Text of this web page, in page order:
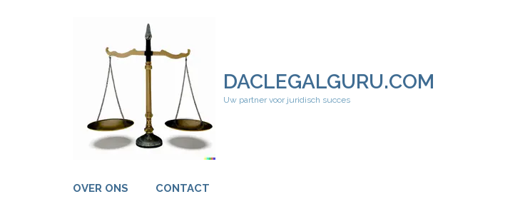
DACLEGALGURU.COM
Uw partner voor juridisch succes
OVER ONS CONTACT